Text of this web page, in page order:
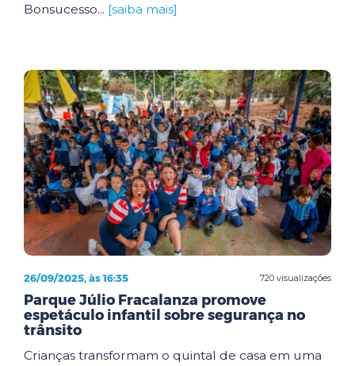
Bonsucesso... [saiba mais]
720 visualizações
26/09/2025, às 16:35
Parque Júlio Fracalanza promove
espetáculo infantil sobre segurança no
trânsito
Crianças transformam o quintal de casa em uma